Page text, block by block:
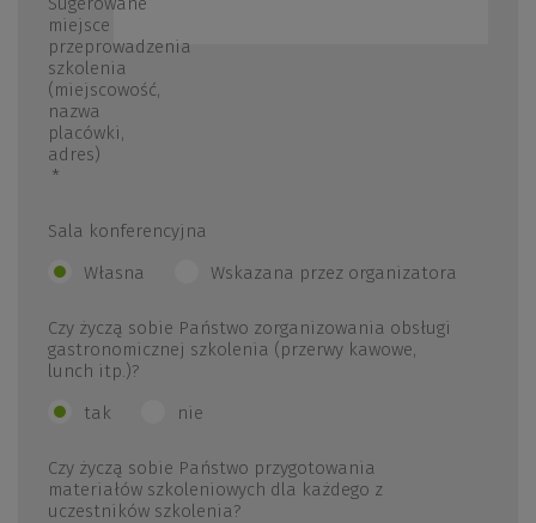
miejsce
przeprowadzenia
szkolenia
(miejscowość,
nazwa
placówki,
adres)
*
Sala konferencyjna
Własna
Wskazana przez organizatora
Czy życzą sobie Państwo zorganizowania obsługi
gastronomicznej szkolenia (przerwy kawowe,
lunch itp.)?
tak
nie
Czy życzą sobie Państwo przygotowania
materiałów szkoleniowych dla każdego z
uczestników szkolenia?